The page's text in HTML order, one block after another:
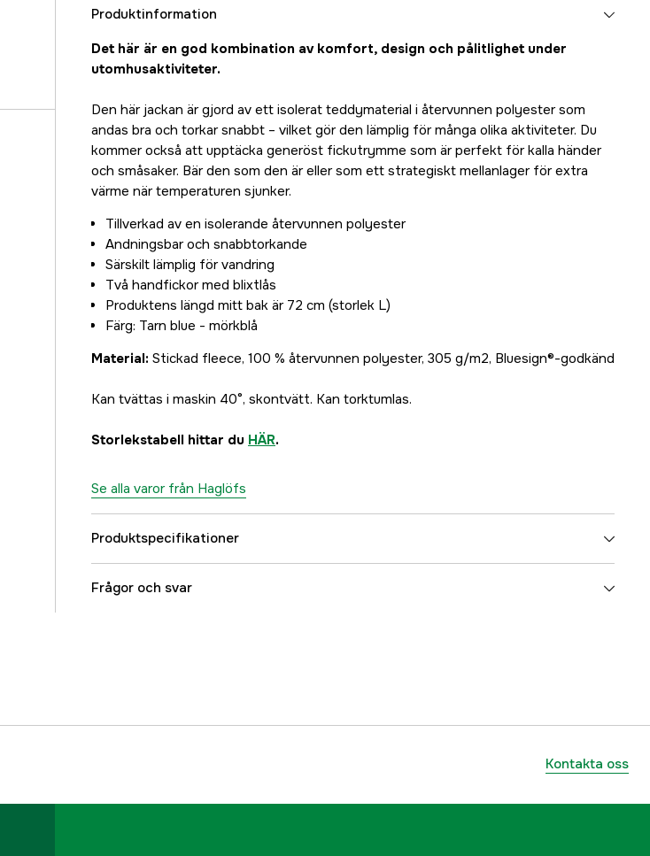
749 kr
Produktinformation
Det här är en god kombination av komfort, design och pålitlighet under
utomhusaktiviteter.
Den här jackan är gjord av ett isolerat teddymaterial i återvunnen polyester som
andas bra och torkar snabbt – vilket gör den lämplig för många olika aktiviteter. Du
kommer också att upptäcka generöst fickutrymme som är perfekt för kalla händer
och småsaker. Bär den som den är eller som ett strategiskt mellanlager för extra
värme när temperaturen sjunker.
Tillverkad av en isolerande återvunnen polyester
Andningsbar och snabbtorkande
Särskilt lämplig för vandring
Två handfickor med blixtlås
Produktens längd mitt bak är 72 cm (storlek L)
Färg: Tarn blue - mörkblå
Material: Stickad fleece, 100 % återvunnen polyester, 305 g/m2, Bluesign®-godkänd
Kan tvättas i maskin 40°, skontvätt. Kan torktumlas.
Storlekstabell hittar du HÄR.
Se alla varor från Haglöfs
Produktspecifikationer
Färgton
7318841747439
Frågor och svar
Kontakta oss